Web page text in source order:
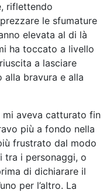
riflettendo
le sfumature
elevata al di là
ha toccato a livello
a lasciare
alla bravura e alla
aveva catturato fin
più a fondo nella
frustrato dal modo
tra i personaggi, o
di dichiarare il
per l’altro. La